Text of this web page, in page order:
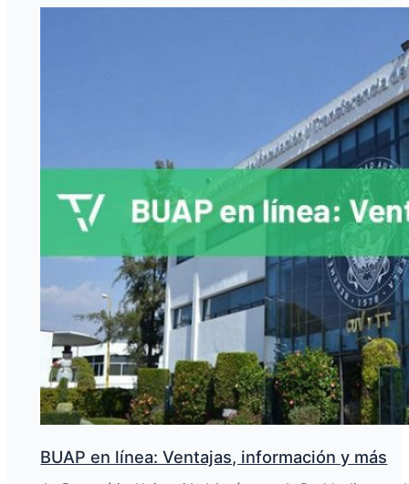
BUAP en línea: Ventajas, información y más